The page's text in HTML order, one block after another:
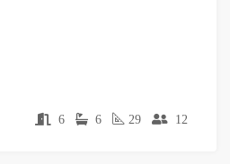
6 6 29 12